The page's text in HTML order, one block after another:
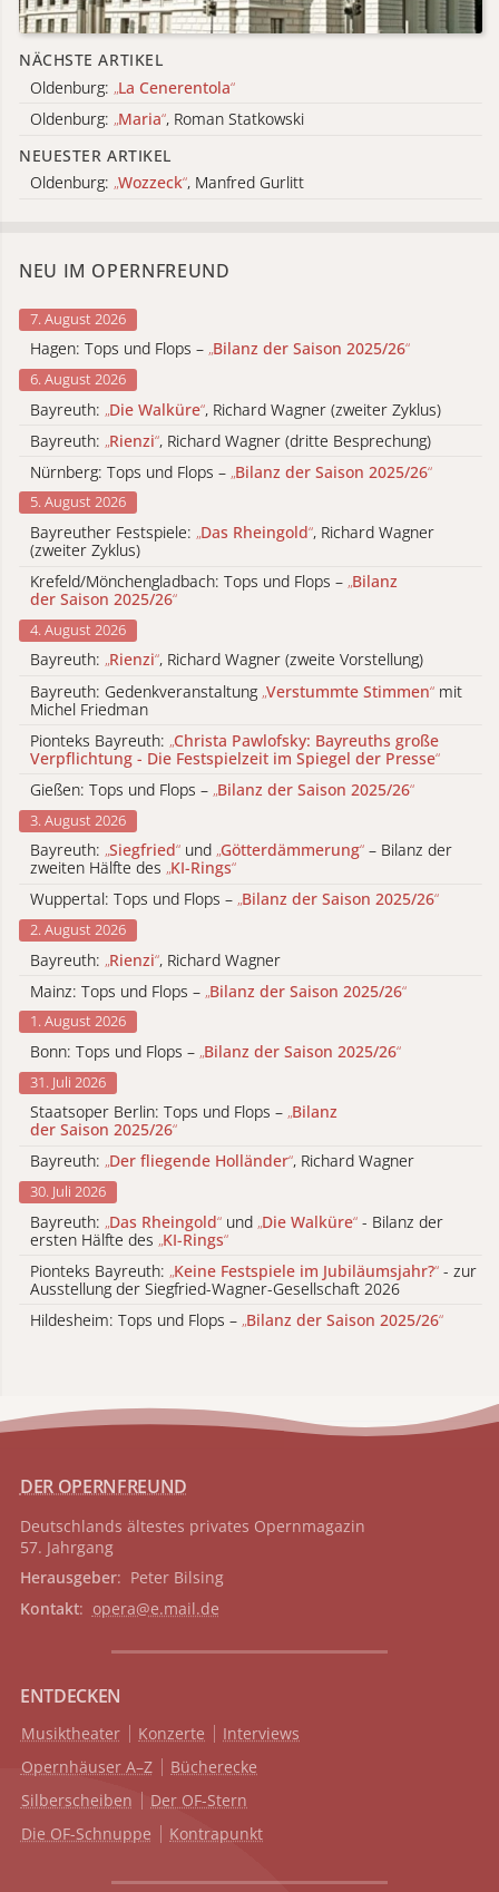
NÄCHSTE ARTIKEL
Oldenburg: „La Cenerentola“
Oldenburg: „Maria“, Roman Statkowski
NEUESTER ARTIKEL
Oldenburg: „Wozzeck“, Manfred Gurlitt
NEU IM OPERNFREUND
7. August 2026
Hagen: Tops und Flops – „Bilanz der Saison 2025/26“
6. August 2026
Bayreuth: „Die Walküre“, Richard Wagner (zweiter Zyklus)
Bayreuth: „Rienzi“, Richard Wagner (dritte Besprechung)
Nürnberg: Tops und Flops – „Bilanz der Saison 2025/26“
5. August 2026
Bayreuther Festspiele: „Das Rheingold“, Richard Wagner
(zweiter Zyklus)
Krefeld/Mönchengladbach: Tops und Flops – „Bilanz
der Saison 2025/26“
4. August 2026
Bayreuth: „Rienzi“, Richard Wagner (zweite Vorstellung)
Bayreuth: Gedenkveranstaltung „Verstummte Stimmen“ mit
Michel Friedman
Pionteks Bayreuth: „Christa Pawlofsky: Bayreuths große
Verpflichtung - Die Festspielzeit im Spiegel der Presse“
Gießen: Tops und Flops – „Bilanz der Saison 2025/26“
3. August 2026
Bayreuth: „Siegfried“ und „Götterdämmerung“ – Bilanz der
zweiten Hälfte des „KI-Rings“
Wuppertal: Tops und Flops – „Bilanz der Saison 2025/26“
2. August 2026
Bayreuth: „Rienzi“, Richard Wagner
Mainz: Tops und Flops – „Bilanz der Saison 2025/26“
1. August 2026
Bonn: Tops und Flops – „Bilanz der Saison 2025/26“
31. Juli 2026
Staatsoper Berlin: Tops und Flops – „Bilanz
der Saison 2025/26“
Bayreuth: „Der fliegende Holländer“, Richard Wagner
30. Juli 2026
Bayreuth: „Das Rheingold“ und „Die Walküre“ - Bilanz der
ersten Hälfte des „KI-Rings“
Pionteks Bayreuth: „Keine Festspiele im Jubiläumsjahr?“ - zur
Ausstellung der Siegfried-Wagner-Gesellschaft 2026
Hildesheim: Tops und Flops – „Bilanz der Saison 2025/26“
DER OPERNFREUND
Deutschlands ältestes privates Opernmagazin
57. Jahrgang
Herausgeber: Peter Bilsing
Kontakt: opera@e.mail.de
ENTDECKEN
Musiktheater Konzerte
Interviews
Opernhäuser A–Z
Bücherecke
Silberscheiben
Der OF-Stern
Die OF-Schnuppe
Kontrapunkt